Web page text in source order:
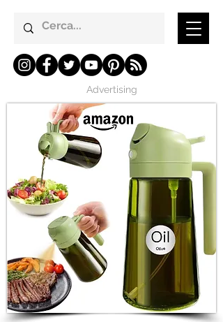
Advertising